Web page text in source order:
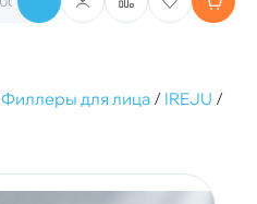
Филлеры для лица / IREJU /